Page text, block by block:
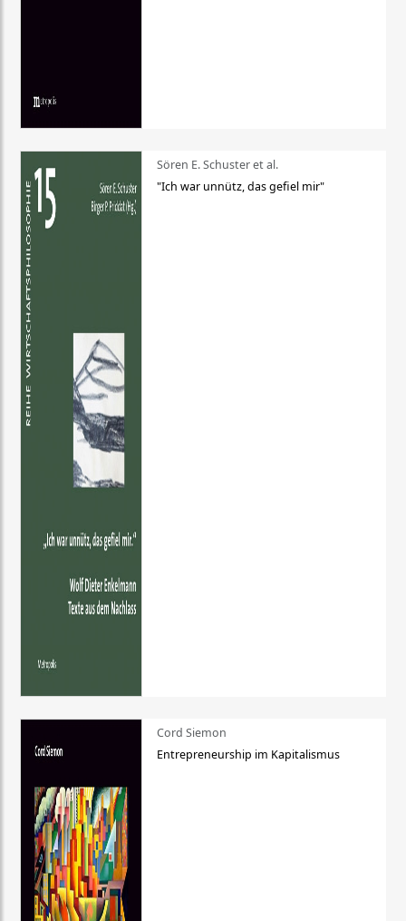
Sören E. Schuster et al.
"Ich war unnütz, das gefiel mir"
Cord Siemon
Entrepreneurship im Kapitalismus